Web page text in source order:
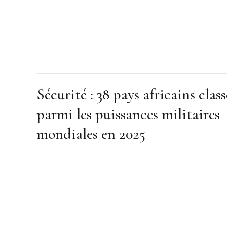
Sécurité : 38 pays africains
parmi les puissances militaires
mondiales en 2025